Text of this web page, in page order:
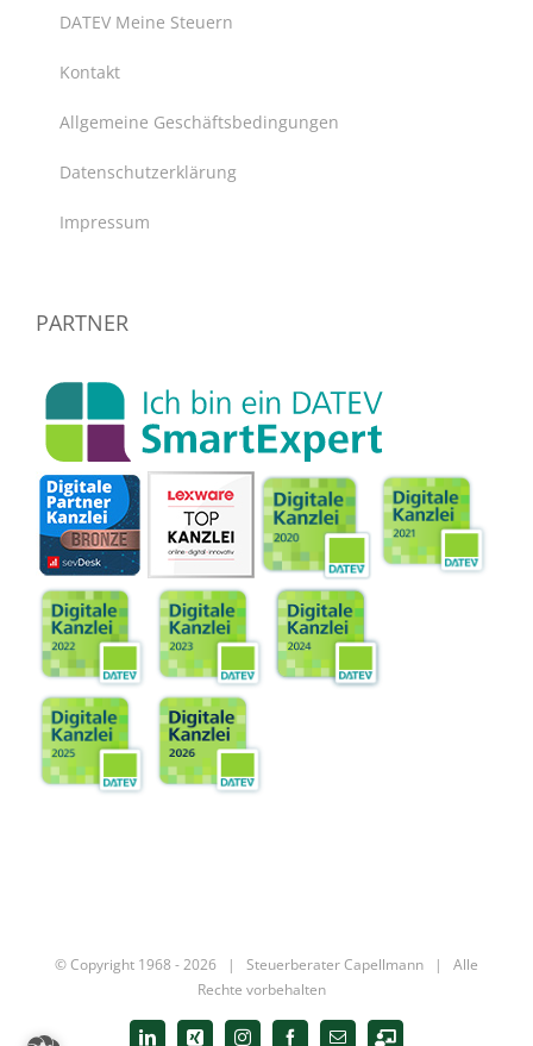
DATEV Meine Steuern
Kontakt
Allgemeine Geschäftsbedingungen
Datenschutzerklärung
Impressum
PARTNER
© Copyright 1968 -2026 | Steuerberater Capellmann | Alle
Rechte vorbehalten